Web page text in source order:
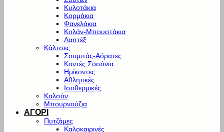
Κυλοτάκια
Κορμάκια
Φανελάκια
Κολάν-Μπουστάκια
Λαστέξ
Κάλτσες
Σουμπάς-Αόρατες
Κοντές Σοσόνια
Ημίκοντες
Αθλητικές
Ισοθερμικές
Καλσόν
Μπουρνούζια
ΑΓΟΡΙ
Πυτζάμες
Καλοκαιρινές